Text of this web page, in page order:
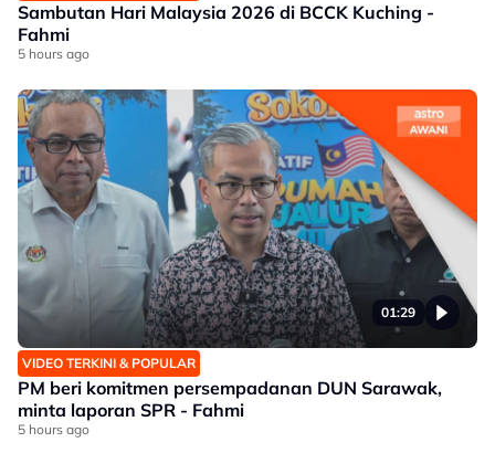
Sambutan Hari Malaysia 2026 di BCCK Kuching -
Fahmi
5 hours ago
01:29
VIDEO TERKINI & POPULAR
PM beri komitmen persempadanan DUN Sarawak,
minta laporan SPR - Fahmi
5 hours ago